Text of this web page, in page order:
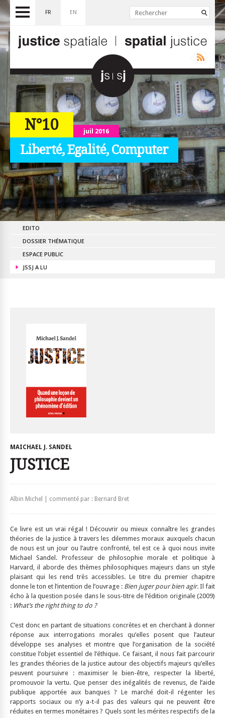
FR EN
juil 2016
N°10
Liberté, Egalité, Computer
EDITO
DOSSIER THÉMATIQUE
ESPACE PUBLIC
JSSJ A LU
MAICHAEL J. SANDEL
JUSTICE
Albin Michel | commenté par : Bernard Bret
Ce livre est un vrai régal ! Découvrir ou mieux connaître les grandes
théories de la justice à travers les dilemmes moraux auxquels chacun
de nous est un jour ou l’autre confronté, tel est ce à quoi nous invite
Michael Sandel. Professeur de philosophie morale et politique à
Harvard, il aborde des thèmes philosophiques majeurs dans un style
plaisant qui les rend très accessibles. Le titre du premier chapitre
donne le ton et l’intention de l’ouvrage : Bien juger pour bien agir. Il fait
écho à la question posée dans le sous-titre de l’édition originale (2009)
: What’s the right thing to do ?
C’est donc en partant de situations concrètes et en cherchant à donner
réponse aux interrogations morales qu’elles posent que l’auteur
développe ses analyses et montre que l’organisation de la société
constitue l’objet essentiel de l’éthique. Ce faisant, il nous fait parcourir
les grandes théories de la justice autour des objectifs majeurs qu’elles
peuvent poursuivre : maximiser le bien-être, respecter la liberté,
promouvoir la vertu. Que penser des inégalités de revenus, de l’aide
publique apportée aux banques ? Le marché doit-il régenter les
rapports sociaux ou n’y a-t-il pas des valeurs qui ne peuvent être
réduites en termes monétaires ? Quels sont les mérites respectifs de la